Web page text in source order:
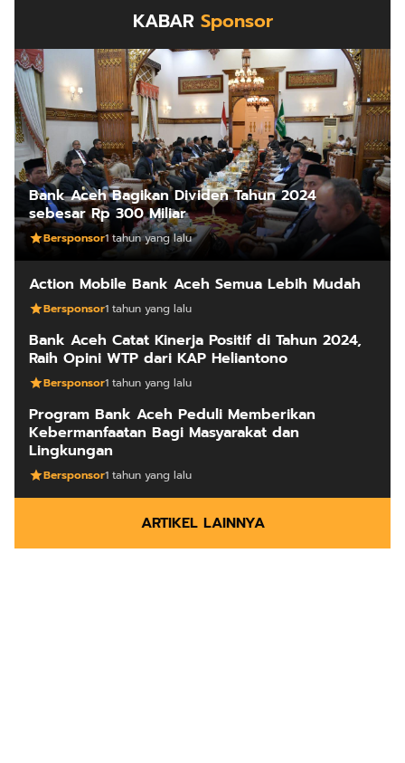
KABAR Sponsor
Bank Aceh Bagikan Dividen Tahun 2024
sebesar Rp 300 Miliar
Bersponsor1 tahun yang lalu
Action Mobile Bank Aceh Semua Lebih Mudah
Bersponsor1 tahun yang lalu
Bank Aceh Catat Kinerja Positif di Tahun 2024,
Raih Opini WTP dari KAP Heliantono
Bersponsor1 tahun yang lalu
Program Bank Aceh Peduli Memberikan
Kebermanfaatan Bagi Masyarakat dan
Lingkungan
Bersponsor1 tahun yang lalu
ARTIKEL LAINNYA